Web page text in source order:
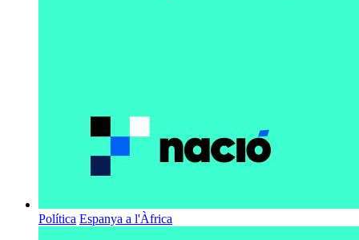
Política Espanya a l'Àfrica